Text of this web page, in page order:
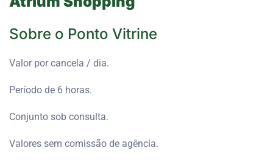
Sobre o Ponto Vitrine
Valor por cancela / dia.
Período de 6 horas.
Conjunto sob consulta.
Valores sem comissão de agência.